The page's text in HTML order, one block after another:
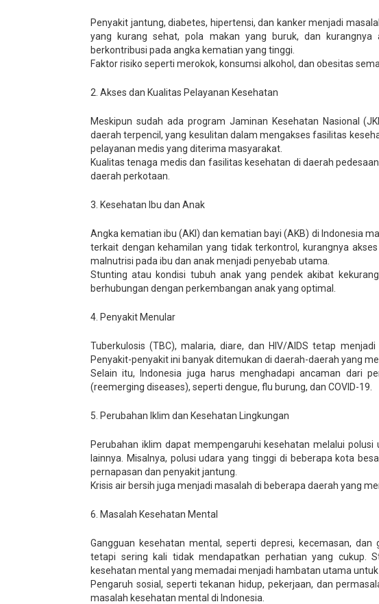
Penyakit jantung, diabetes, hipertensi, dan kanker menjadi
yang kurang sehat, pola makan yang buruk, dan kurangnya
berkontribusi pada angka kematian yang tinggi.
Faktor risiko seperti merokok, konsumsi alkohol, dan obesitas
2. Akses dan Kualitas Pelayanan Kesehatan
Meskipun sudah ada program Jaminan Kesehatan Nasional
daerah terpencil, yang kesulitan dalam mengakses fasilitas
pelayanan medis yang diterima masyarakat.
Kualitas tenaga medis dan fasilitas kesehatan di daerah
daerah perkotaan.
3. Kesehatan Ibu dan Anak
Angka kematian ibu (AKI) dan kematian bayi (AKB) di Indonesia
terkait dengan kehamilan yang tidak terkontrol, kurangnya
malnutrisi pada ibu dan anak menjadi penyebab utama.
Stunting atau kondisi tubuh anak yang pendek akibat
berhubungan dengan perkembangan anak yang optimal.
4. Penyakit Menular
Tuberkulosis (TBC), malaria, diare, dan HIV/AIDS tetap
Penyakit-penyakit ini banyak ditemukan di daerah-daerah yang
Selain itu, Indonesia juga harus menghadapi ancaman dari
(reemerging diseases), seperti dengue, flu burung, dan COVID-19.
5. Perubahan Iklim dan Kesehatan Lingkungan
Perubahan iklim dapat mempengaruhi kesehatan melalui polusi
lainnya. Misalnya, polusi udara yang tinggi di beberapa kota
pernapasan dan penyakit jantung.
Krisis air bersih juga menjadi masalah di beberapa daerah yang
6. Masalah Kesehatan Mental
Gangguan kesehatan mental, seperti depresi, kecemasan, dan
tetapi sering kali tidak mendapatkan perhatian yang cukup.
kesehatan mental yang memadai menjadi hambatan utama
Pengaruh sosial, seperti tekanan hidup, pekerjaan, dan
masalah kesehatan mental di Indonesia.